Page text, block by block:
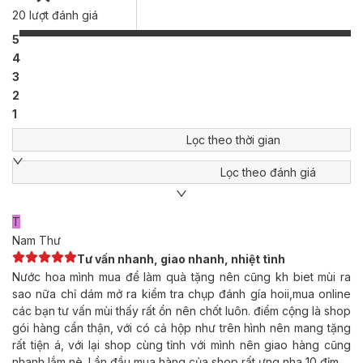
thêm vào, nhấn nhá chút hương thơm thảo mộc vào bầu không
gian. Để rồi một tầng hương cuối tràn ngập những gỗ là gỗ.
Bằng cách kết hợp Cỏ hương bài, Đàn hương, Tuyết tùng lại với
nhau, Viking Cologne tự xây dựng lên cho mình lớp hương cuối
vững chãi, kiên trung tựa hệt một quý ông hoàn hảo, đủ chín
chắn và tự tin.
20 lượt đánh giá
5
4
3
2
1
Lọc theo thời gian
Lọc theo đánh giá
T
Nam Thư
Tư vấn nhanh, giao nhanh, nhiệt tình
Nước hoa mình mua để làm quà tặng nên cũng kh biet mùi ra
sao nữa chỉ dám mở ra kiểm tra chụp đánh gía hoii,mua online
các bạn tư vấn mùi thấy rất ổn nên chốt luôn. điểm cộng là shop
gói hàng cẩn thận, với có cả hộp như trên hình nên mang tặng
rất tiện á, với lại shop cùng tỉnh với mình nên giao hàng cũng